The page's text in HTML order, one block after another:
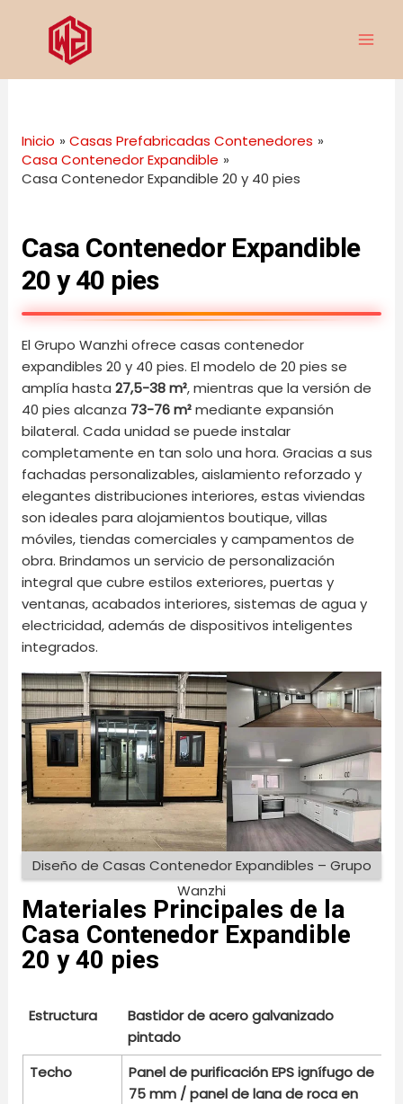
contenido
Inicio
Casas Prefabricadas Contenedores
Casa Contenedor Expandible
Casa Contenedor Expandible 20 y 40 pies
Casa Contenedor Expandible
20 y 40 pies
El Grupo Wanzhi ofrece casas contenedor
expandibles 20 y 40 pies. El modelo de 20 pies se
amplía hasta27,5-38 m², mientras que la versión de
40 pies alcanza 73-76 m²mediante expansión
bilateral. Cada unidad se puede instalar
completamente en tan solo una hora. Gracias a sus
fachadas personalizables, aislamiento reforzado y
elegantes distribuciones interiores, estas viviendas
son ideales para alojamientos boutique, villas
móviles, tiendas comerciales y campamentos de
obra. Brindamos un servicio de personalización
integral que cubre estilos exteriores, puertas y
ventanas, acabados interiores, sistemas de agua y
electricidad, además de dispositivos inteligentes
integrados.
Diseño de Casas Contenedor Expandibles – Grupo
Wanzhi
Materiales Principales de la
Casa Contenedor Expandible
20 y 40 pies
Estructura
Bastidor de acero galvanizado
pintado
Estructura
Bastidor de acero galvanizado
pintado
Techo
Panel de purificación EPS ignífugo de
75 mm / panel de lana de roca en